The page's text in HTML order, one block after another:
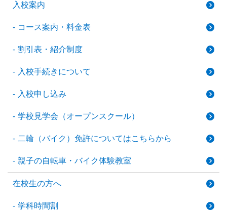
入校案内
コース案内・料金表
割引表・紹介制度
入校手続きについて
入校申し込み
学校見学会（オープンスクール）
二輪（バイク）免許についてはこちらから
親子の自転車・バイク体験教室
在校生の方へ
学科時間割